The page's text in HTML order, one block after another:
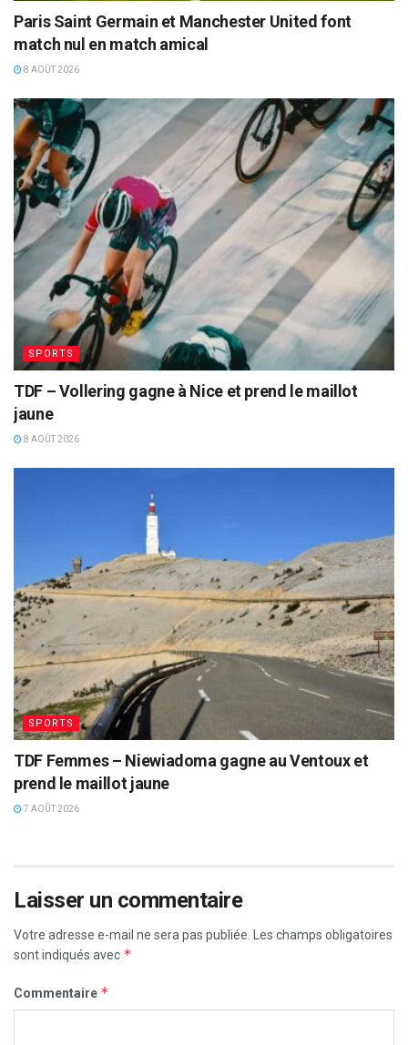
Paris Saint Germain et Manchester United font
match nul en match amical
8 AOÛT 2026
SPORTS
TDF – Vollering gagne à Nice et prend le maillot
jaune
8 AOÛT 2026
SPORTS
TDF Femmes – Niewiadoma gagne au Ventoux et
prend le maillot jaune
7 AOÛT 2026
Laisser un commentaire
Votre adresse e-mail ne sera pas publiée.
Les champs obligatoires
sont indiqués avec *
Commentaire *